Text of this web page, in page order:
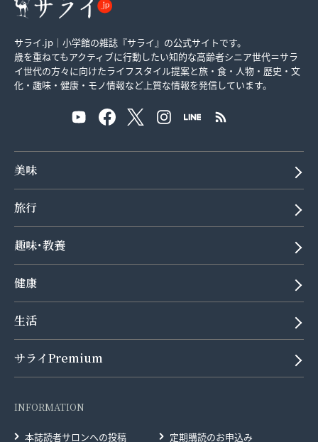
サライ.jp｜小学館の雑誌『サライ』の公式サイトです。
歳を重ねてもアクティブに行動したい知的な高齢者シニア世代＝サラ
イ世代の方々に向けたライフスタイル提案と旅・食・人物・歴史・文
化・趣味・健康・モノ情報など上質な情報を発信しています。
美味
旅行
趣味･教養
健康
生活
サライPremium
INFORMATION
本誌読者サロンへの投稿 定期購読のお申込み